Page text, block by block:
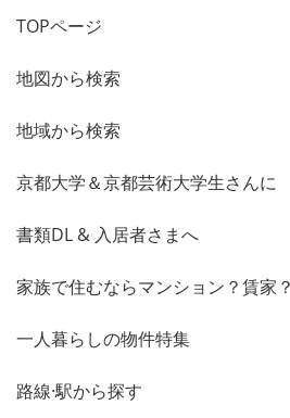
TOPページ
地図から検索
地域から検索
京都大学＆京都芸術大学生さんに
書類DL & 入居者さまへ
家族で住むならマンション？賃家？
一人暮らしの物件特集
路線·駅から探す